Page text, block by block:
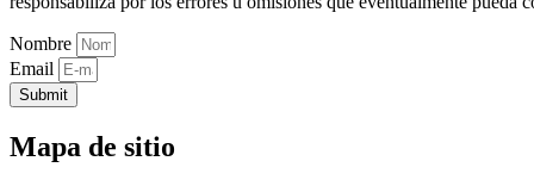
Nombre
Email
Submit
Mapa de sitio